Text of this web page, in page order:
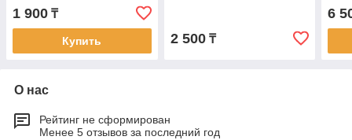
1 900 ₸
Купить 2 500₸
6
О нас
Рейтинг не сформирован
Менее 5 отзывов за последний год